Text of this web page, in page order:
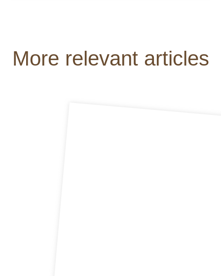
More relevant articles